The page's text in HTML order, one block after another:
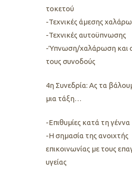
τοκετού
-Τεχνικές άμεσης
-Τεχνικές αυτοϋπνωσης
-Ύπνωση/χαλάρωση και
τους συνοδούς
4η Συνεδρία: Ας τα
μια τάξη…
-Επιθυμίες κατά τη γέννα
-Η σημασία της ανοιχτής
επικοινωνίας με τους
υγείας